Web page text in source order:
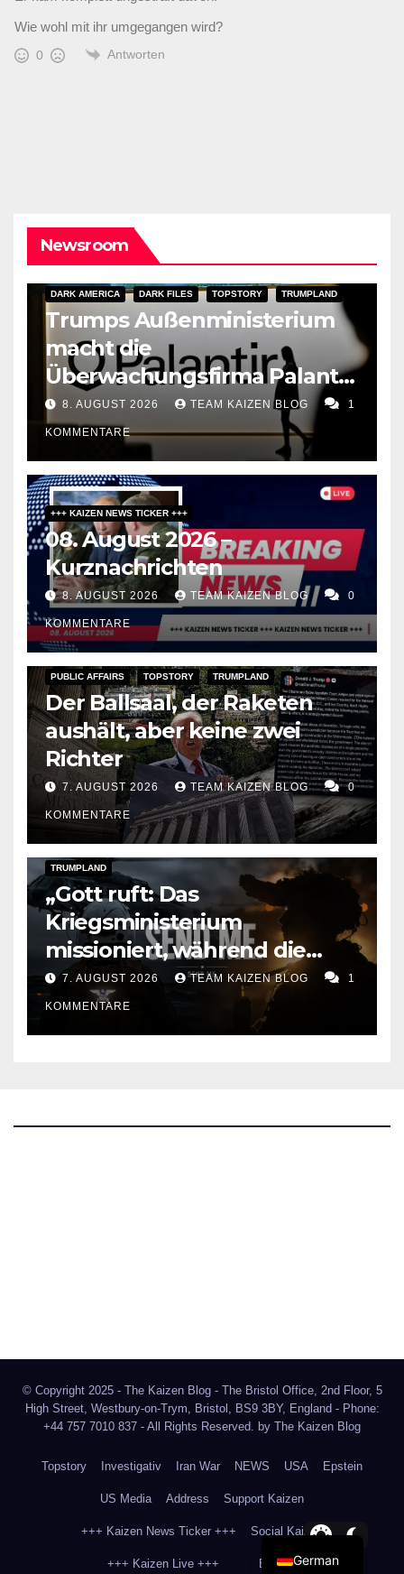
Wie wohl mit ihr umgegangen wird?
0 Antworten
Newsroom
DARK AMERICA DARK FILES TOPSTORY TRUMPLAND
Trumps Außenministerium
macht die
Überwachungsfirma Palantir
zum Berater für
Meinungsfreiheit
8. AUGUST 2026 TEAM KAIZEN BLOG 1
KOMMENTARE
+++ KAIZEN NEWS TICKER +++
08. August 2026 –
Kurznachrichten
8. AUGUST 2026 TEAM KAIZEN BLOG 0
KOMMENTARE
PUBLIC AFFAIRS TOPSTORY TRUMPLAND
Der Ballsaal, der Raketen
aushält, aber keine zwei
Richter
7. AUGUST 2026 TEAM KAIZEN BLOG 0
KOMMENTARE
KAIZEN FLASHPOINT TOPSTORY
TRUMPLAND
„Gott ruft: Das
Kriegsministerium
missioniert, während die
Raketen ausgehen“
7. AUGUST 2026 TEAM KAIZEN BLOG 1
KOMMENTARE
© Copyright 2025 - The Kaizen Blog - The Bristol Office, 2nd Floor, 5
High Street, Westbury-on-Trym, Bristol, BS9 3BY, England - Phone:
+44 757 7010 837 - All Rights Reserved. by The Kaizen Blog
Topstory Investigativ Iran War NEWS USA Epstein
US Media Address Support Kaizen
+++ Kaizen News Ticker +++ Social Kaizen
+++ Kaizen Live +++ EnglishGerman